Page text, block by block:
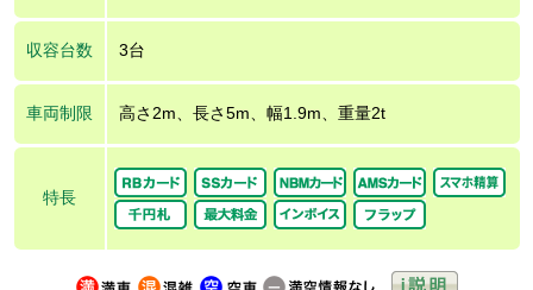
収容台数 3台
車両制限 高さ2m、長さ5m、幅1.9m、重量2t
特長